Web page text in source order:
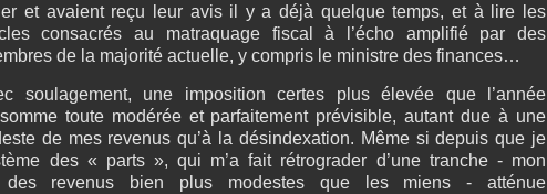
et avaient reçu leur avis il y a déjà quelque temps, et à lire les
consacrés au matraquage fiscal à l’écho amplifié par des
de la majorité actuelle, y compris le ministre des finances…
soulagement, une imposition certes plus élevée que l’année
toute modérée et parfaitement prévisible, autant due à une
de mes revenus qu’à la désindexation. Même si depuis que je
des « parts », qui m’a fait rétrograder d’une tranche - mon
des revenus bien plus modestes que les miens - atténue